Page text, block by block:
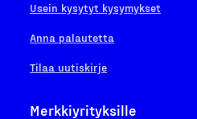
Usein kysytyt kysymykset
Anna palautetta
Tilaa uutiskirje
Merkkiyrityksille